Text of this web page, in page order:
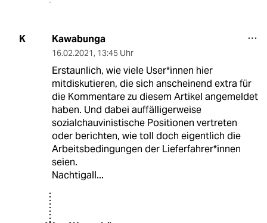
K Kawabunga
16.02.2021, 13:45 Uhr
Erstaunlich, wie viele User*innen hier
mitdiskutieren, die sich anscheinend extra für
die Kommentare zu diesem Artikel angemeldet
haben. Und dabei auffälligerweise
sozialchauvinistische Positionen vertreten
oder berichten, wie toll doch eigentlich die
Arbeitsbedingungen der Lieferfahrer*innen
seien.
Nachtigall...